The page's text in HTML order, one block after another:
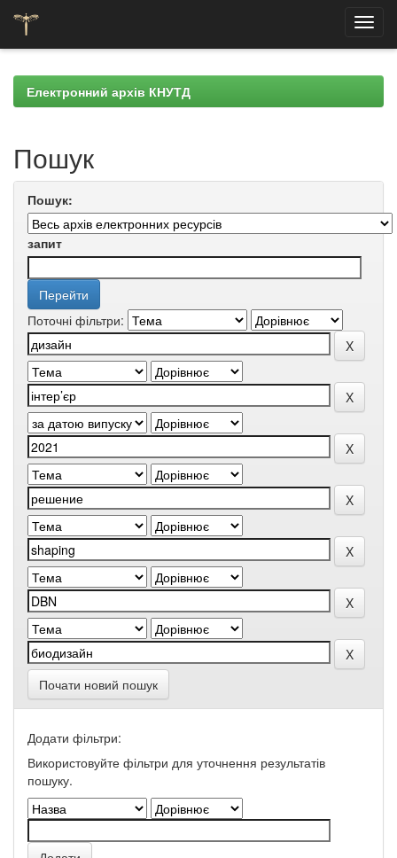
navigationЕлектронний архів КНУТД
Пошук
Пошук:
запит
Поточні фільтри:
Почати новий пошук
Додати фільтри:
Використовуйте фільтри для уточнення результатів
пошуку.